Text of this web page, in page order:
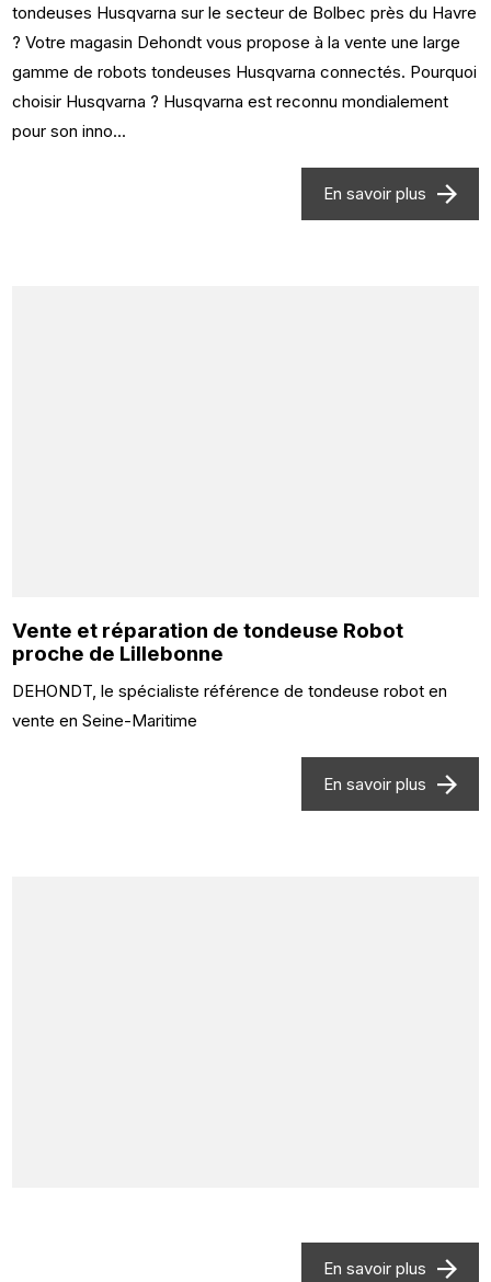
tondeuses Husqvarna sur le secteur de Bolbec près du Havre
? Votre magasin Dehondt vous propose à la vente une large
gamme de robots tondeuses Husqvarna connectés. Pourquoi
choisir Husqvarna ? Husqvarna est reconnu mondialement
pour son inno...
En savoir plus
Vente et réparation de tondeuse Robot
proche de Lillebonne
DEHONDT, le spécialiste référence de tondeuse robot en
vente en Seine-Maritime
En savoir plus
En savoir plus